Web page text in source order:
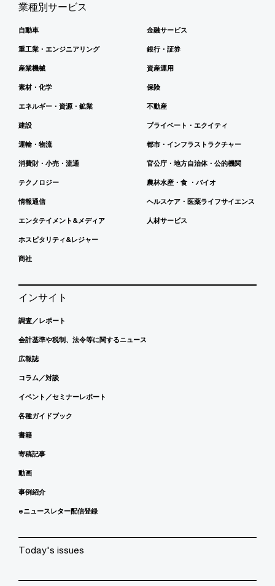
業種別サービス
自動車
重工業・エンジニアリング
産業機械
素材・化学
エネルギー・資源・鉱業
建設
運輸・物流
消費財・小売・流通
テクノロジー
情報通信
エンタテイメント&メディア
ホスピタリティ&レジャー
商社
金融サービス
銀行・証券
資産運用
保険
不動産
プライベート・エクイティ
都市・インフラストラクチャー
官公庁・地方自治体・公的機関
農林水産・食 ・バイオ
ヘルスケア・医薬ライフサイエンス
人材サービス
インサイト
調査／レポート
会計基準や税制、法令等に関するニュース
広報誌
コラム／対談
イベント／セミナーレポート
各種ガイドブック
書籍
寄稿記事
動画
事例紹介
eニュースレター配信登録
Today's issues